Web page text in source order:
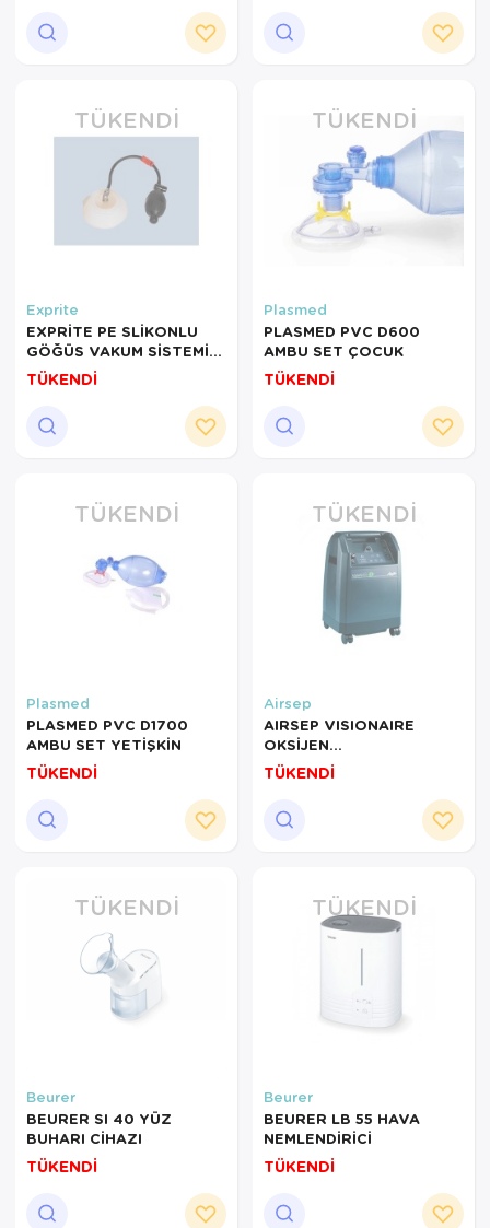
TÜKENDI
Exprite
EXPRİTE PE SLİKONLU
GÖĞÜS VAKUM SİSTEMİ
ERKEK KUNDURACI
GÖĞÜS İÇİN VACUUM
TÜKENDİ
TÜKENDI
Plasmed
PLASMED PVC D600
AMBU SET ÇOCUK
TÜKENDİ
TÜKENDI
Plasmed
PLASMED PVC D1700
AMBU SET YETİŞKİN
TÜKENDİ
TÜKENDI
Airsep
AIRSEP VISIONAIRE
OKSİJEN
YOĞUNLAŞTIRICI
OKSİJEN
TÜKENDİ
TÜKENDI
Beurer
BEURER SI 40 YÜZ
BUHARI CİHAZI
TÜKENDİ
TÜKENDI
Beurer
BEURER LB 55 HAVA
NEMLENDİRİCİ
TÜKENDİ